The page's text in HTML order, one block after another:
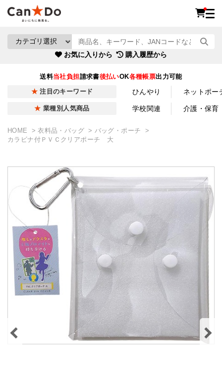
お気に入りから 購入履歴から
送料当社負担請求書後払いOK各種帳票出力可能
注目のキーワード ひんやり ネットポー
業種別人気商品 学校関連 介護・保育
HOME 衣料品・バッグ
バッグ・ポーチ
カラビナ付ＰＶＣクリアポーチ 大